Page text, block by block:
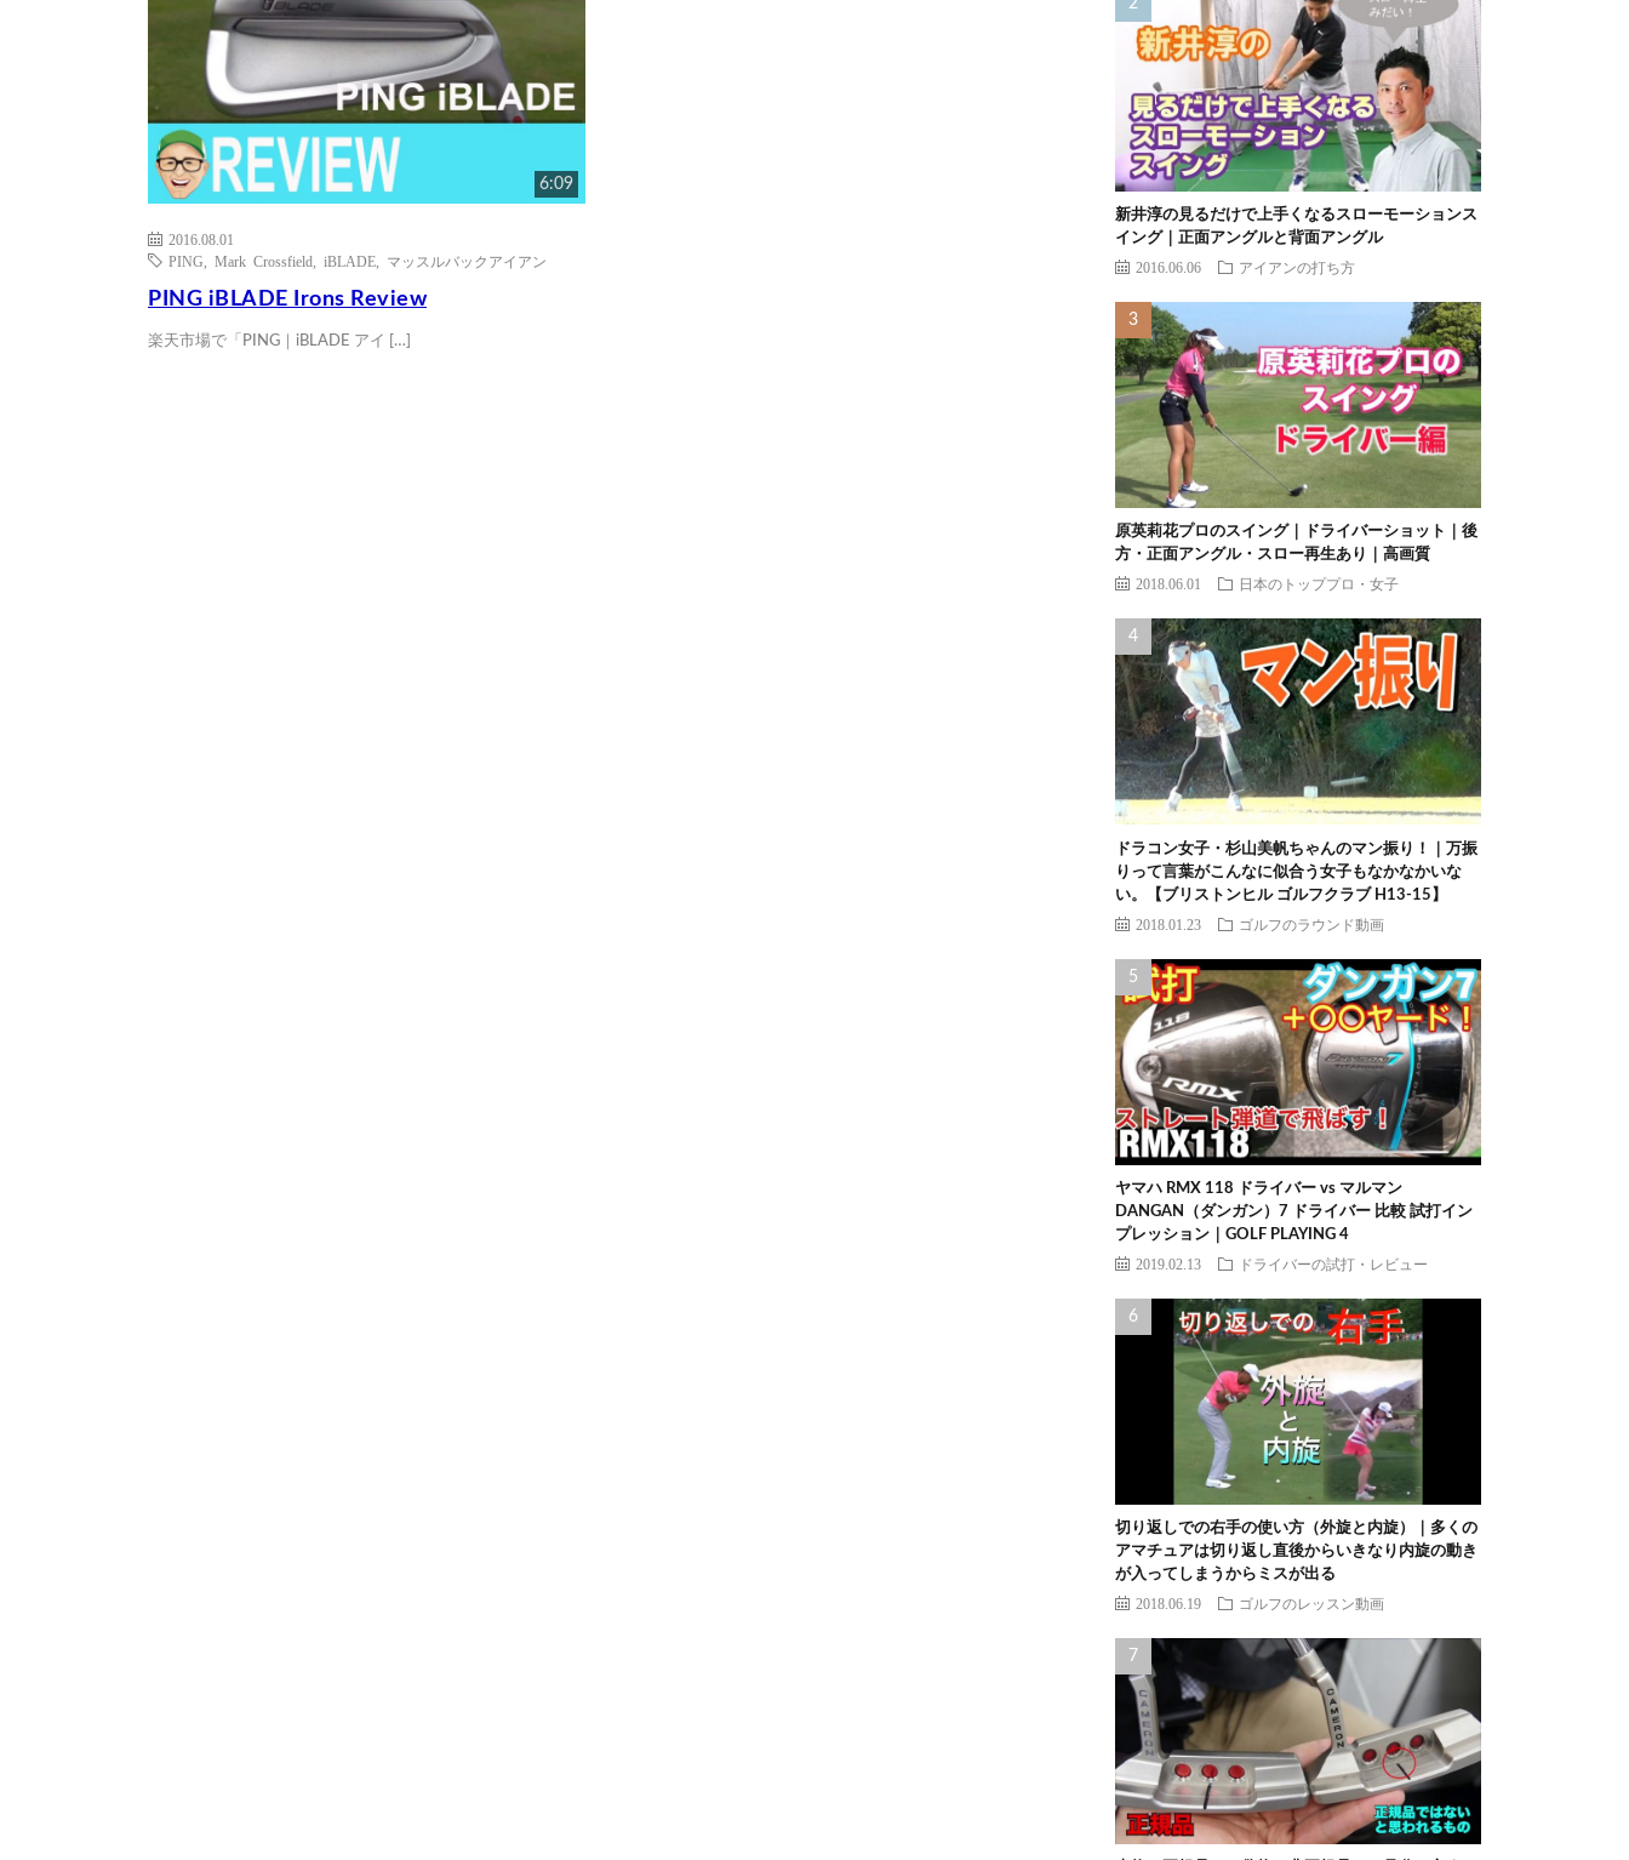
6:09
2016.08.01
PING
Mark Crossfield iBLADE マッスルバックアイアン
PING iBLADE Irons Review
楽天市場で「PING｜iBLADE アイ […]
新井淳の見るだけで上手くなるスローモーションス
イング｜正面アングルと背面アングル
2016.06.06 アイアンの打ち方
原英莉花プロのスイング｜ドライバーショット｜後
方・正面アングル・スロー再生あり｜高画質
2018.06.01 日本のトッププロ・女子
ドラコン女子・杉山美帆ちゃんのマン振り！｜万振
りって言葉がこんなに似合う女子もなかなかいな
い。【ブリストンヒル ゴルフクラブ H13-15】
2018.01.23 ゴルフのラウンド動画
ヤマハ RMX 118 ドライバー vs マルマン
DANGAN（ダンガン）7 ドライバー 比較 試打イン
プレッション｜GOLF PLAYING 4
2019.02.13 ドライバーの試打・レビュー
切り返しでの右手の使い方（外旋と内旋）｜多くの
アマチュアは切り返し直後からいきなり内旋の動き
が入ってしまうからミスが出る
2018.06.19 ゴルフのレッスン動画